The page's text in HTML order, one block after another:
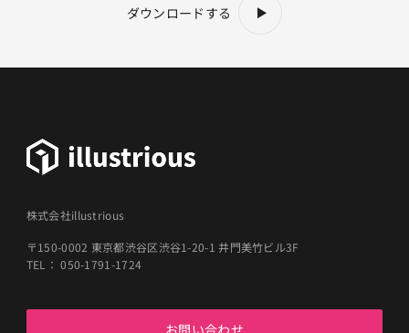
ダウンロードする
株式会社illustrious
〒150-0002 東京都渋谷区渋谷1-20-1 井門美竹ビル3F
TEL： 050-1791-1724